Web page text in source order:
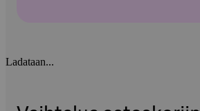
Ladataan...